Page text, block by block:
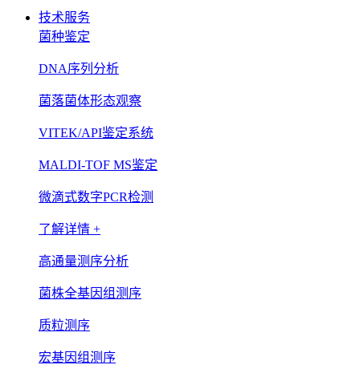
技术服务
菌种鉴定
DNA序列分析
菌落菌体形态观察
VITEK/API鉴定系统
MALDI-TOF MS鉴定
微滴式数字PCR检测
了解详情 +
高通量测序分析
菌株全基因组测序
质粒测序
宏基因组测序